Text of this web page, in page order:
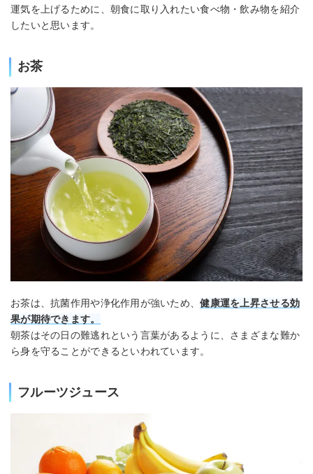
運気を上げるために、朝食に取り入れたい食べ物・飲み物を紹介
したいと思います。
お茶
お茶は、抗菌作用や浄化作用が強いため、健康運を上昇させる効
果が期待できます。
朝茶はその日の難逃れという言葉があるように、さまざまな難か
ら身を守ることができるといわれています。
フルーツジュース